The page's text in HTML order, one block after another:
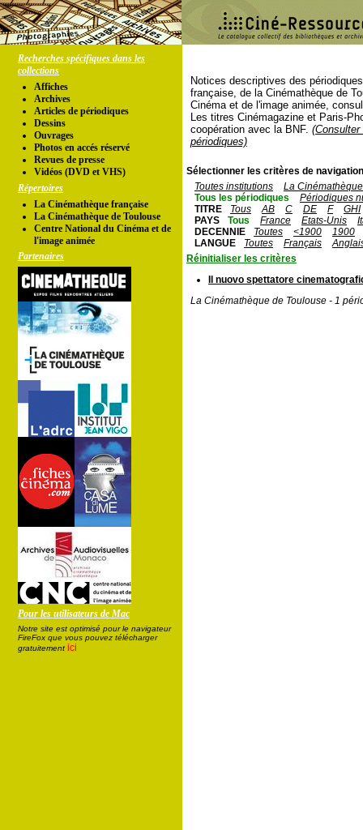
Recherches spécifiques dans les
collections
Affiches
Archives
Articles de périodiques
Dessins
Ouvrages
Photos en accés réservé
Revues de presse
Vidéos (DVD et VHS)
Répertoires
La Cinémathèque française
La Cinémathèque de Toulouse
Centre National du Cinéma et de
l'image animée
Partenaires
Pour les utilisateurs de Mac
Notre site est optimisé pour le navigateur
FireFox que vous pouvez télécharger
gratuitement ici
Notices descriptives des
française, de la Cinémathèque de
Cinéma et de l'image animée,
Les titres Cinémagazine et Paris-
coopération avec la BNF.
périodiques)
Sélectionner les critères de
Toutes institutions
La
Tous les périodiques
Périodiques
TITRE
Tous AB C DE F
GHI
PAYS
Tous France Etats-Unis
DECENNIE
Toutes <1900
1900
LANGUE
Toutes Français
Réinitialiser les critères
Il nuovo spettatore
La Cinémathèque de Toulouse - 1